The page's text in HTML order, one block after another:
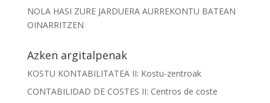
NOLA HASI ZURE JARDUERA AURREKONTU BATEAN
OINARRITZEN
Azken argitalpenak
KOSTU KONTABILITATEA II: Kostu-zentroak
CONTABILIDAD DE COSTES II: Centros de coste